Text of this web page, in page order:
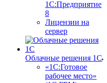
1С:Предприятие
8
Лицензии на
сервер
Облачные решения 1С
«1C:Готовое
рабочее место»